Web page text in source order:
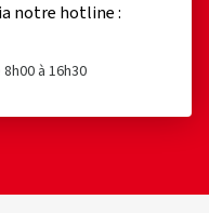
notre hotline :
à 16h30